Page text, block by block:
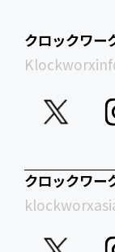
クロックワー
クロックワー